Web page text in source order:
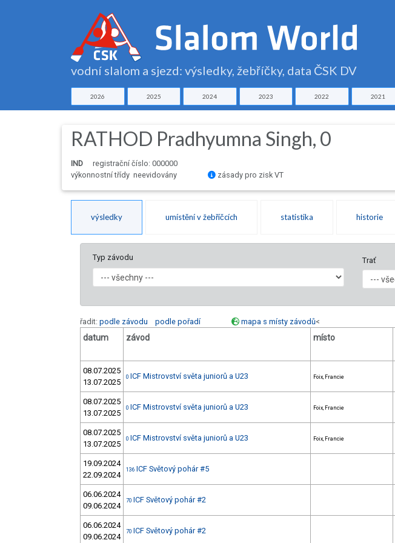
vodní slalom a sjezd: výsledky, žebříčky, data ČSK DV
2026 2025 2024 2023 2022 2021
RATHOD Pradhyumna Singh, 0
IND
registrační číslo: 000000
výkonnostní třídy neevidovány
zásady pro zisk VT
výsledky umístění v žebříčcích statistika historie
Typ závodu Trať
řadit: podle závodu podle pořadí mapa s místy závodů<
datum závod místo
08.07.2025
13.07.2025
0 ICF Mistrovství světa juniorů a U23 Foix, Francie
08.07.2025
13.07.2025
0 ICF Mistrovství světa juniorů a U23 Foix, Francie
08.07.2025
13.07.2025
0 ICF Mistrovství světa juniorů a U23 Foix, Francie
19.09.2024
22.09.2024
136 ICF Světový pohár #5
06.06.2024
09.06.2024
70 ICF Světový pohár #2
06.06.2024
09.06.2024
70 ICF Světový pohár #2